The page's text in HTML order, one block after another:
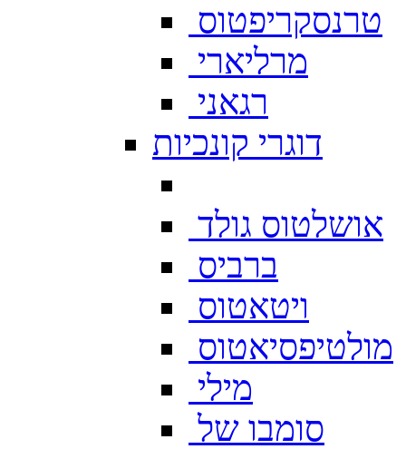
טרנסקריפטוס
מרליארי
רגאני
דוגרי קונכיות
אושלטוס גולד
ברביס
ויטאטוס
מולטיפסיאטוס
מילי
סומבו של